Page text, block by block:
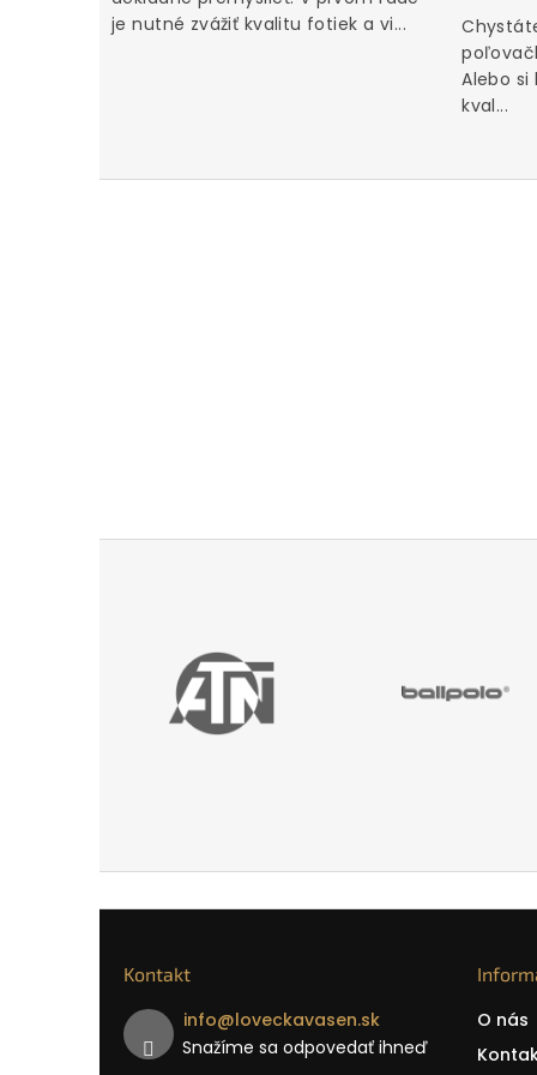
je nutné zvážiť kvalitu fotiek a vi...
Alebo
kval...
Kontakt
info@loveckavasen.sk
Snažíme sa odpovedať ihneď
O nás